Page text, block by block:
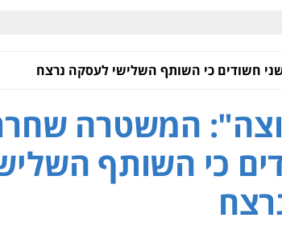
חשודים כי השותף השלישי לעסקה נרצח
המשטרה
כי השותף